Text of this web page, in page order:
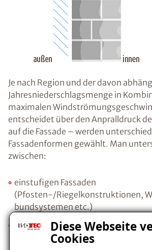
Diese Webseite
Cookies
Je nach Region und der davon
Jahresniederschlagsmenge in
maximalen
entscheidet über den Anpralldruck
auf die Fassade – werden
Fassadenformen gewählt. Man
zwischen:
einstufigen Fassaden
(Pfosten-/Riegelkonstruktionen,
bundsystemen etc.)
zweistufigen Fassaden
Mauerwerk mit Verschieferungen